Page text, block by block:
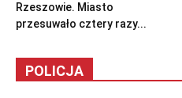
Rzeszowie. Miasto
przesuwało cztery razy...
POLICJA